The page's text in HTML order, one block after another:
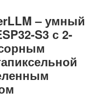
– умный
S3 с 2-